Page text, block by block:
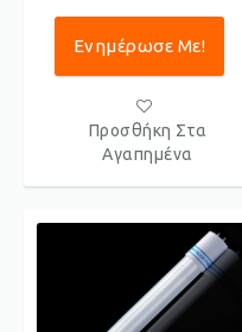
Ενημέρωσε Με!
Προσθήκη Στα
Αγαπημένα